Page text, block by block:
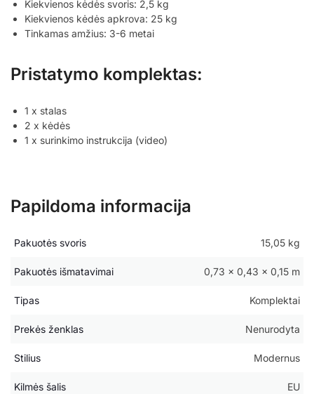
Kiekvienos kėdės svoris: 2,5 kg
Kiekvienos kėdės apkrova: 25 kg
Tinkamas amžius: 3-6 metai
Pristatymo komplektas:
1 x stalas
2 x kėdės
1 x surinkimo instrukcija (video)
Papildoma informacija
Pakuotės svoris 15,05 kg
Pakuotės išmatavimai 0,73 × 0,43 × 0,15 m
Tipas Komplektai
Prekės ženklas Nenurodyta
Stilius Modernus
Kilmės šalis EU